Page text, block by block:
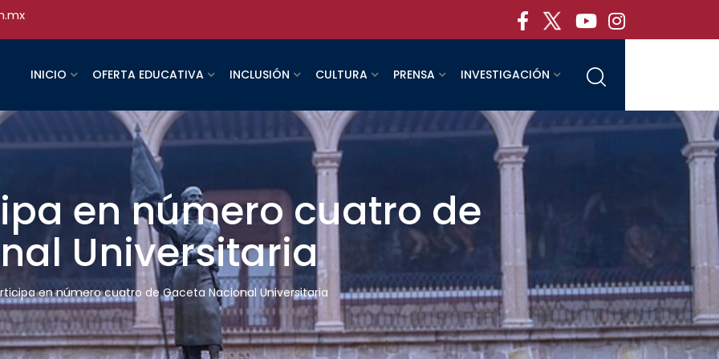
INICIO OFERTA EDUCATIVA INCLUSIÓN CULTURA PRENSA INVESTIGACIÓN
en número cuatro de
Universitaria
en número cuatro de Gaceta Nacional Universitaria